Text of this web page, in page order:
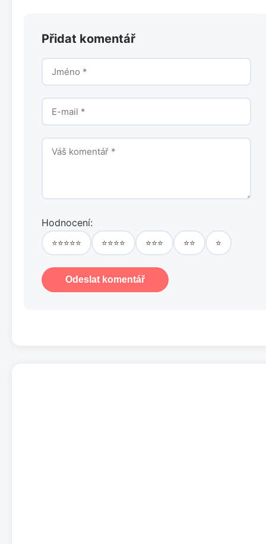
Přidat komentář
Hodnocení:
⭐⭐⭐⭐⭐ ⭐⭐⭐⭐ ⭐⭐⭐ ⭐⭐ ⭐
Odeslat komentář